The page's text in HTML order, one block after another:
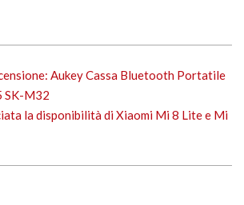
Aukey Cassa Bluetooth Portatile
SK-M32
la disponibilità di Xiaomi Mi 8 Lite e Mi